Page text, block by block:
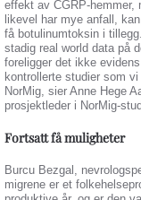
effekt av CGRP-hemmer,
likevel har mye anfall,
få botulinumtoksin i
stadig real world data på
foreligger det ikke
kontrollerte studier som
NorMig, sier Anne Hege
prosjektleder i NorMig-
Fortsatt få muligheter
Burcu Bezgal,
migrene er et